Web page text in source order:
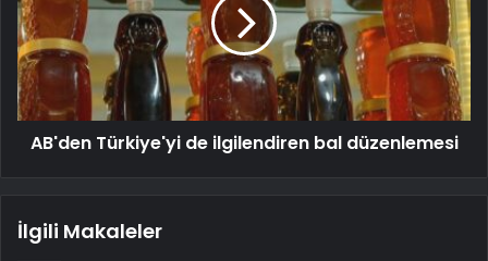
AB'den Türkiye'yi de ilgilendiren bal düzenlemesi
İlgili Makaleler